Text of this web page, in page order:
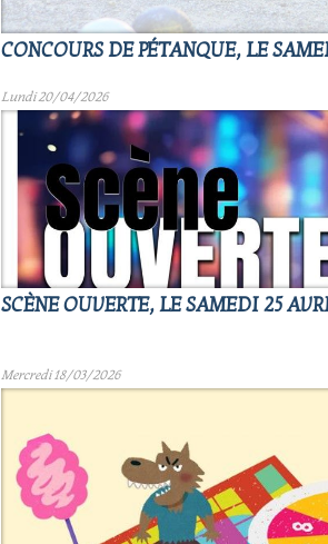
CONCOURS DE PÉTANQUE, LE
Lundi 20/04/2026
SCÈNE OUVERTE, LE SAMEDI 25
Mercredi 18/03/2026